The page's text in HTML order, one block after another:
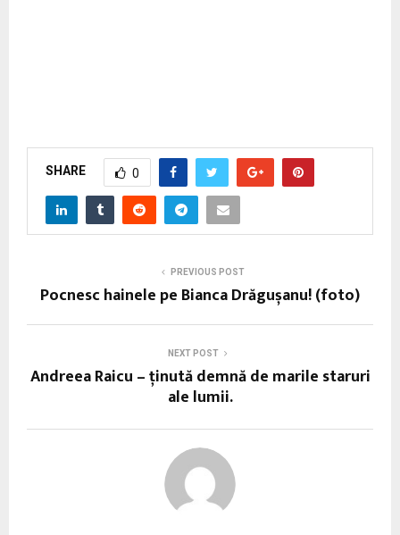
SHARE 0
PREVIOUS POST
Pocnesc hainele pe Bianca Drăgușanu! (foto)
NEXT POST
Andreea Raicu – ţinută demnă de marile staruri
ale lumii.